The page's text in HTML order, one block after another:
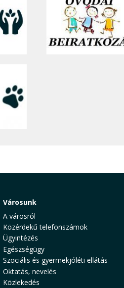
Városunk
A városról
Közérdekű telefonszámok
Ügyintézés
Egészségügy
Szociális és gyermekjóléti ellátás
Oktatás, nevelés
Közlekedés